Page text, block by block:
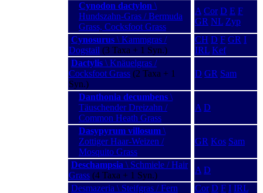
Cynodon dactylon \
Hundszahn-Gras / Bermuda
Grass, Cocksfoot Grass
A Cor D E F
GR NL Zyp
Cynosurus \ Kammgras /
Dogstail (3 Taxa + 1 Syn.)
CH D F GR I
IRL Kef
Dactylis \ Knäuelgras /
Cocksfoot Grass (2 Taxa + 1
Syn.)
D GR Sam
Danthonia decumbens \
Täuschender Dreizahn /
Common Heath Grass
A D
Dasypyrum villosum \
Zottiger Haar-Weizen /
Mosquito Grass
GR Kos Sam
Deschampsia \ Schmiele / Hair
Grass (4 Taxa + 1 Syn.)
A D
Desmazeria \ Steifgras / Fern
Cor D F I IRL